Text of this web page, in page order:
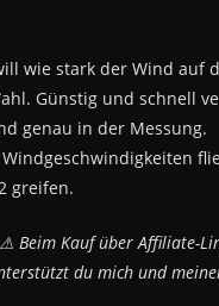
wie stark der Wind auf
Günstig und schnell
genau in der Messung.
greifen.
Beim Kauf über Affiliate-
du mich und